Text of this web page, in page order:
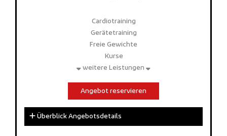
Cardiotraining
Gerätetraining
Freie Gewichte
Kurse
weitere Leistungen
Angebot reservieren
Überblick Angebotsdetails